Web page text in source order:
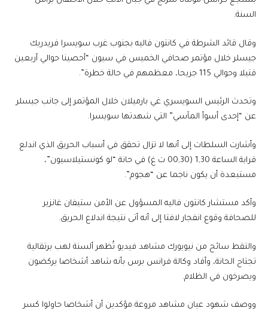
السنة.
وقال قائد الشرطة في كانتون فاليه بجنوب غرب سويسرا فريدريك
جيسلر خلال مؤتمر صحافي الخميس في سيون “أحصينا حوالي أربعين
قتيلا وحوالي 115 جريحا، معظمهم في حالة خطرة”.
وتحدث الرئيس السويسري غي بارميلان خلال المؤتمر إلى جانب جيسلر
عن “إحدى أسوأ المآسي” التي شهدتها سويسرا.
وأشارت السلطات إلى أنها لا تزال تحقق في أسباب الحريق الذي اندلع
قرابة الساعة 1,30 (00,30 ت غ) في حانة “لو كونستيلاسيون”،
مستبعدة أن يكون ناجما عن “هجوم”.
وأكد مستشار كانتون فاليه المسؤول عن الأمن ستيفان غانزير
للصحافة وقوع انفجار لافتا إلى أنه أتى نتيجة اندلاع الحريق.
والتقط سائح من نيويورك مشاهد فيديو تُظهر ألسنة لهب برتقالية
تجتاح الحانة، وأفاد وكالة فرانس برس بأنه شاهد أشخاصا يركضون
ويصرخون في الظلام.
ووصف شهود عيان مشاهد مروعة مؤكدين أن أشخاصا حاولوا كسر